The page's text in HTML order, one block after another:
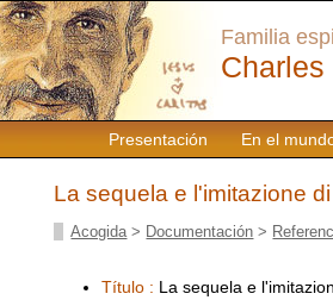
Presentación En el
Familia
La sequela e l'imitazione
Acogida > Documentación >
Título : La sequela e